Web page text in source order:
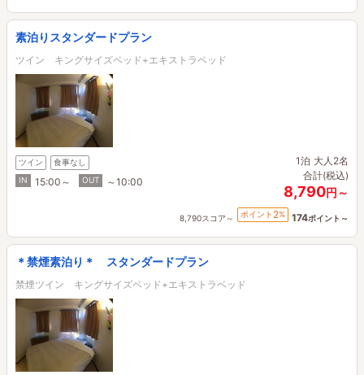
素泊りスタンダードプラン
ツイン キングサイズベッド+エキストラベッド
ツイン
食事なし
IN
15:00～ OUT ～10:00
1泊 大人2名
合計(税込)
8,790円～
8,790スコア～ ポイント 2% 174ポイント～
＊禁煙素泊り＊ スタンダードプラン
禁煙ツイン キングサイズベッド+エキストラベッド